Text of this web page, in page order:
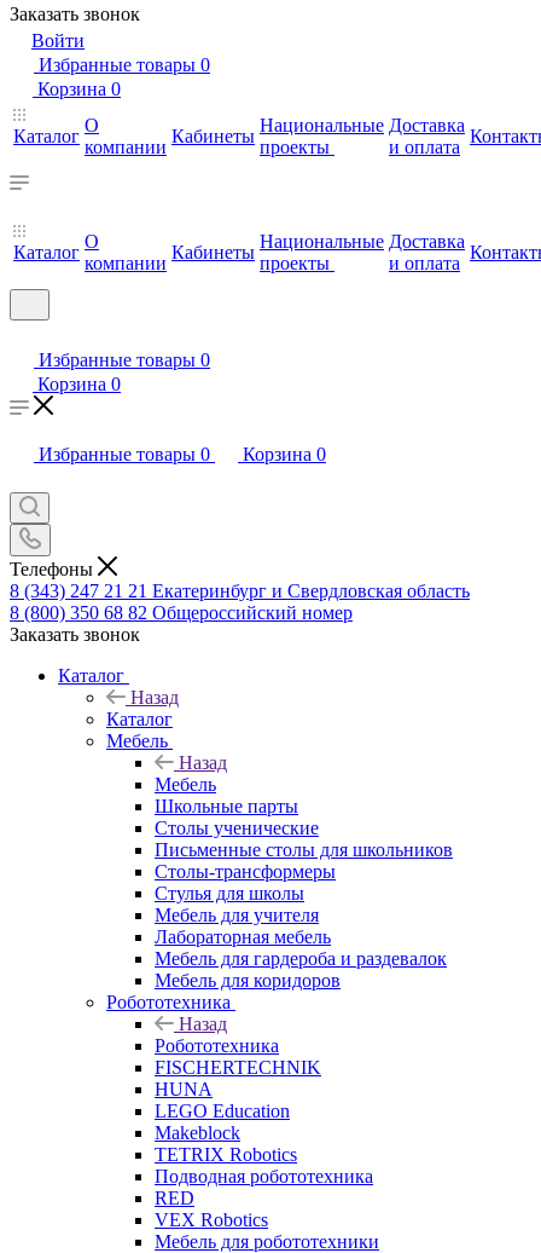
Заказать звонок
Войти
Избранные товары 0
Корзина 0
Каталог
О
компании
Кабинеты
Национальные
проекты
Доставка
и оплата
Каталог
О
компании
Кабинеты
Национальные
проекты
Доставка
и оплата
Избранные товары 0
Корзина 0
Избранные товары 0 Корзина 0
Телефоны
8 (343) 247 21 21 Екатеринбург и Свердловская область
8 (800) 350 68 82 Общероссийский номер
Заказать звонок
Каталог
Назад
Каталог
Мебель
Назад
Мебель
Школьные парты
Столы ученические
Письменные столы для школьников
Столы-трансформеры
Стулья для школы
Мебель для учителя
Лабораторная мебель
Мебель для гардероба и раздевалок
Мебель для коридоров
Робототехника
Назад
Робототехника
FISCHERTECHNIK
HUNA
LEGO Education
Makeblock
TETRIX Robotics
Подводная робототехника
RED
VEX Robotics
Мебель для робототехники